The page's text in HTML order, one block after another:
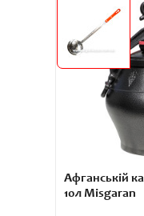
Афганській
10л Misgaran